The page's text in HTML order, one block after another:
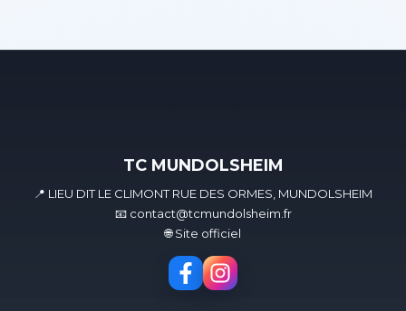
TC MUNDOLSHEIM
📍 LIEU DIT LE CLIMONT RUE DES ORMES, MUNDOLSHEIM
📧 contact@tcmundolsheim.fr
🌐 Site officiel